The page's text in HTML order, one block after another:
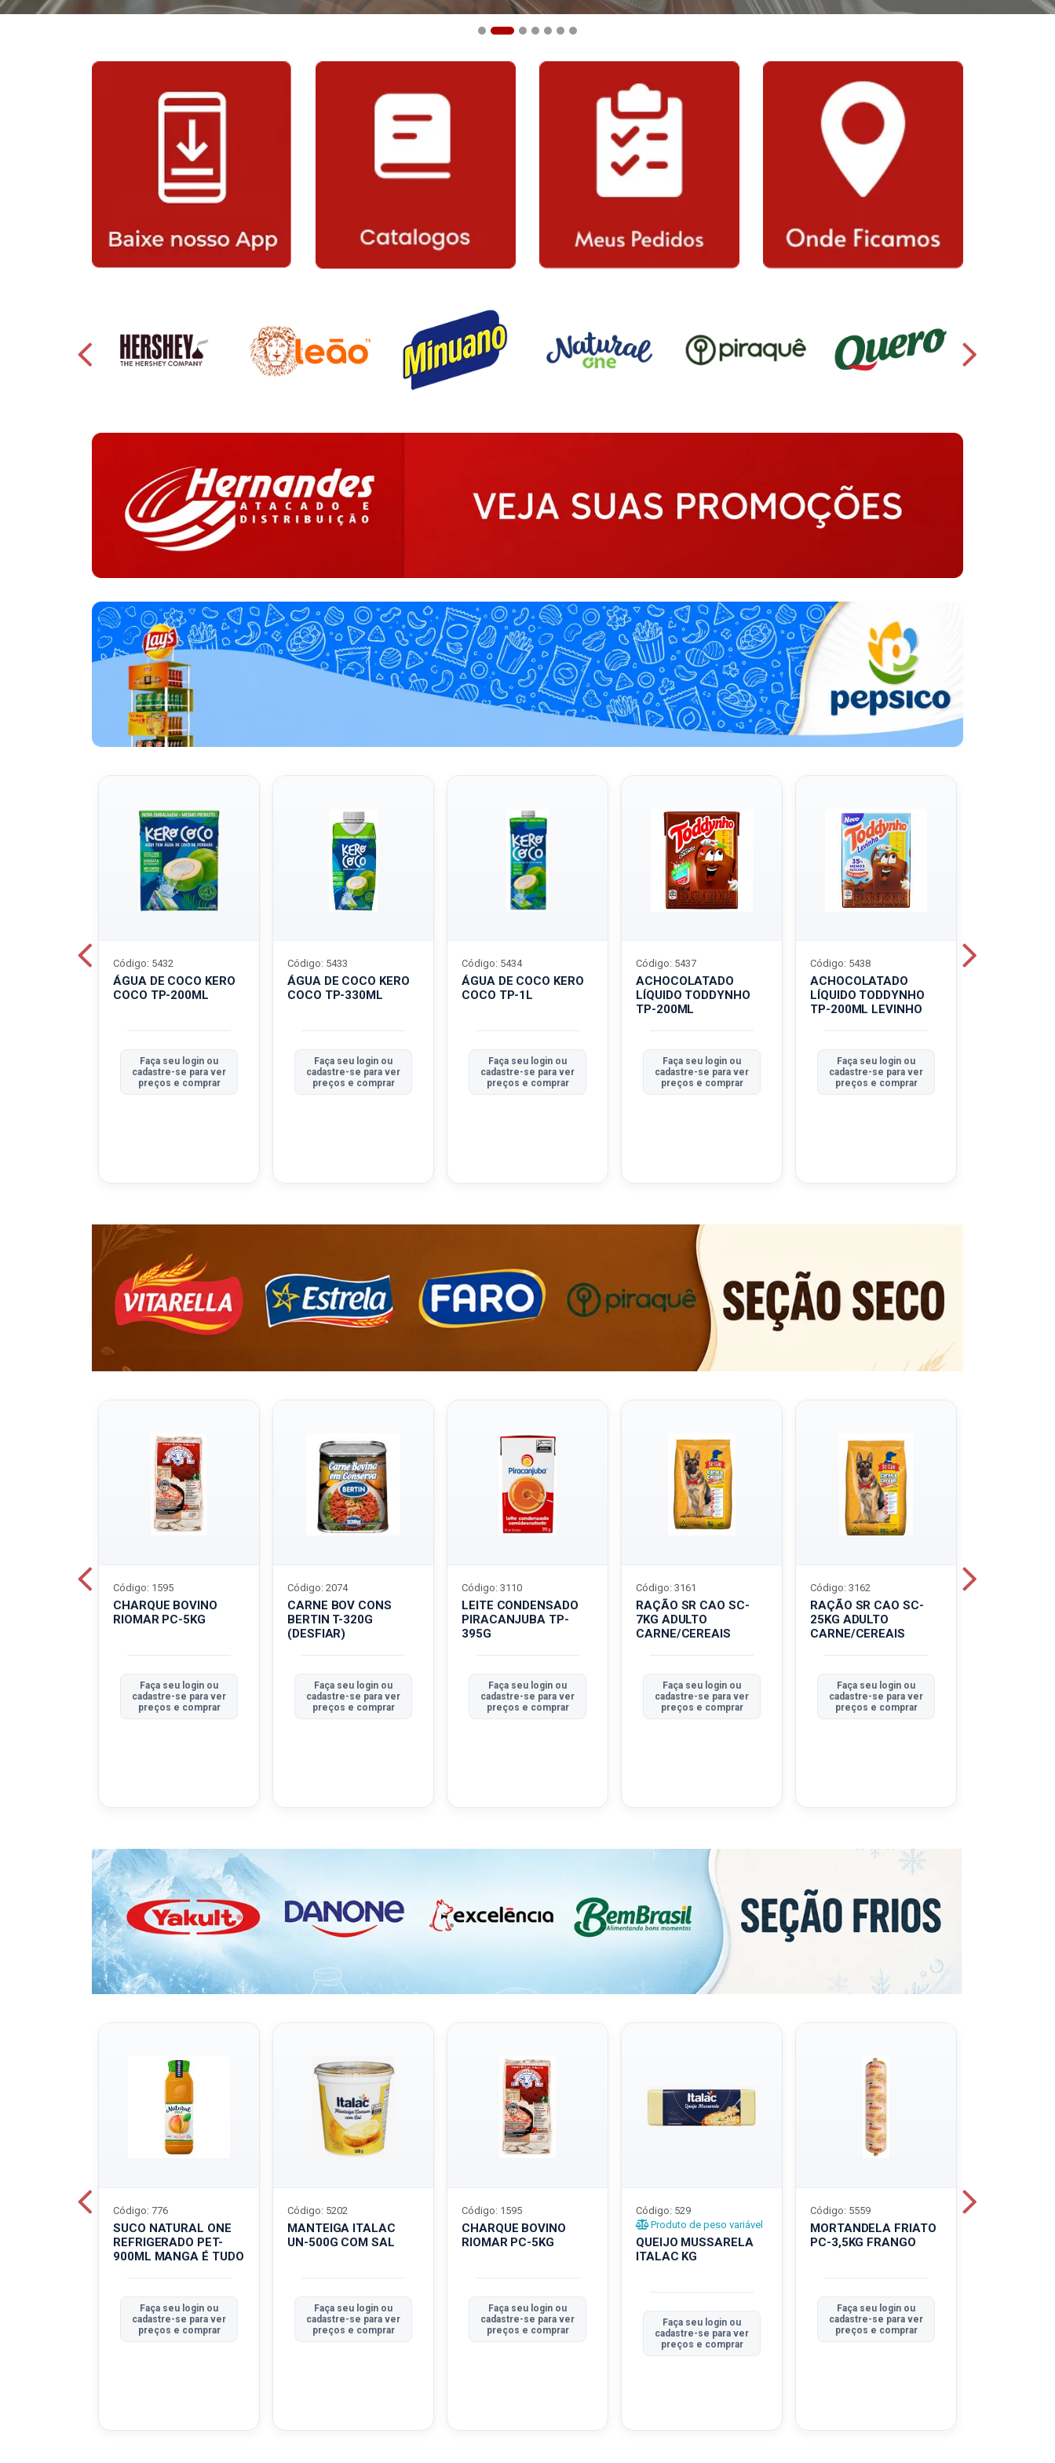
ÁGUA DE COCO KERO
COCO TP-200ML
Código: 5432
Faça seu login ou
cadastre-se para ver
preços e comprar
ÁGUA DE COCO KERO
COCO TP-330ML
Código: 5433
Faça seu login ou
cadastre-se para ver
preços e comprar
ÁGUA DE COCO KERO
COCO TP-1L
Código: 5434
Faça seu login ou
cadastre-se para ver
preços e comprar
ACHOCOLATADO
LÍQUIDO TODDYNHO
TP-200ML
Código: 5437
Faça seu login ou
cadastre-se para ver
preços e comprar
ACHOCOLATADO
LÍQUIDO TODDYNHO
TP-200ML LEVINHO
Código: 5438
Faça seu login ou
cadastre-se para ver
preços e comprar
CHARQUE BOVINO
RIOMAR PC-5KG
Código: 1595
Faça seu login ou
cadastre-se para ver
preços e comprar
CARNE BOV CONS
BERTIN T-320G
(DESFIAR)
Código: 2074
Faça seu login ou
cadastre-se para ver
preços e comprar
LEITE CONDENSADO
PIRACANJUBA TP-
395G
Código: 3110
Faça seu login ou
cadastre-se para ver
preços e comprar
RAÇÃO SR CAO SC-
7KG ADULTO
CARNE/CEREAIS
Código: 3161
Faça seu login ou
cadastre-se para ver
preços e comprar
RAÇÃO SR CAO SC-
25KG ADULTO
CARNE/CEREAIS
Código: 3162
Faça seu login ou
cadastre-se para ver
preços e comprar
SUCO NATURAL ONE
REFRIGERADO PET-
900ML MANGA É TUDO
Código: 776
Faça seu login ou
cadastre-se para ver
preços e comprar
MANTEIGA ITALAC
UN-500G COM SAL
Código: 5202
Faça seu login ou
cadastre-se para ver
preços e comprar
CHARQUE BOVINO
RIOMAR PC-5KG
Código: 1595
Faça seu login ou
cadastre-se para ver
preços e comprar
QUEIJO MUSSARELA
ITALAC KG
Código: 529
Produto de peso variável
Faça seu login ou
cadastre-se para ver
preços e comprar
MORTANDELA FRIATO
PC-3,5KG FRANGO
Código: 5559
Faça seu login ou
cadastre-se para ver
preços e comprar